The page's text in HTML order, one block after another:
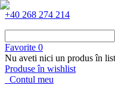
+40 268 274 214
Favorite 0
Nu aveti nici un produs în
Produse în wishlist
Contul meu